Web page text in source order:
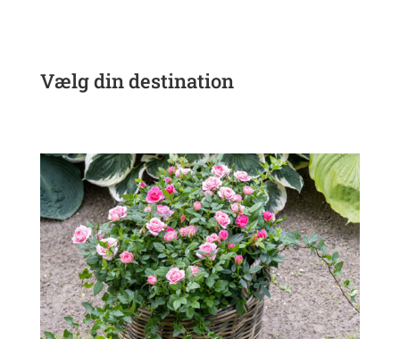
Vælg din destination